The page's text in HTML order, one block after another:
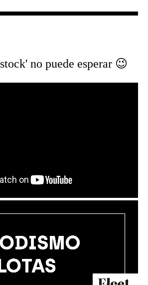
no puede esperar 😉